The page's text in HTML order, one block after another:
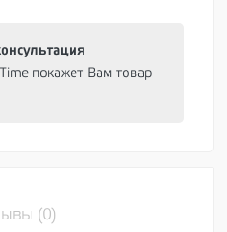
покажет Вам товар
(0)